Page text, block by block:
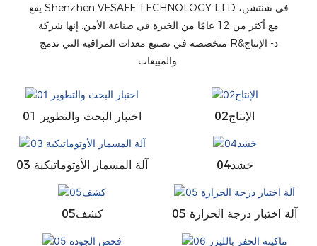
يقع Shenzhen VESAFE TECHNOLOGY LTD في شنتشن،
مع أكثر من 12 عامًا من الخبرة في صناعة الأمن. إنها شركة
متخصصة في تصنيع معدات المراقبة التي تدمج R&د- الإنتاج
01 اختبار البحث والتطوير الإنتاج02
03 آلة المسمار الأوتوماتيكية حَشد04
كشف05 05 آلة اختبار درجة الحرارة